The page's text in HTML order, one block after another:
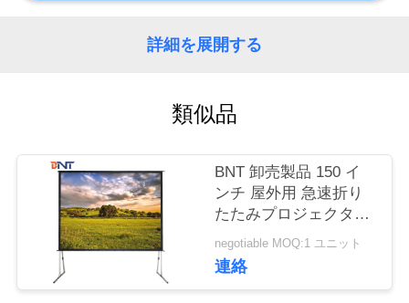
管
達
詳細を展開する
類似品
BNT 卸売製品 150 イ
ンチ 屋外用 急速折り
たたみプロジェクタス
クリーン用 4 分の:3
negotiable MOQ:1 ユニット
連絡